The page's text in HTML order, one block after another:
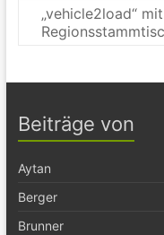
„vehicle2load“
Beiträge von
Aytan
Berger
Brunner